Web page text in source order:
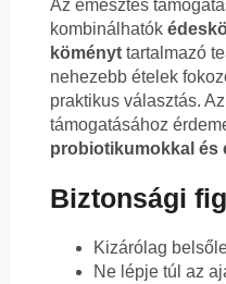
Az emésztés
kombinálhatók
köményt tartalmazó
nehezebb ételek
praktikus választás.
támogatásához
probiotikumokkal és
Biztonsági
Kizárólag
Ne lépje túl az